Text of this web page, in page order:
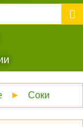
► Соки